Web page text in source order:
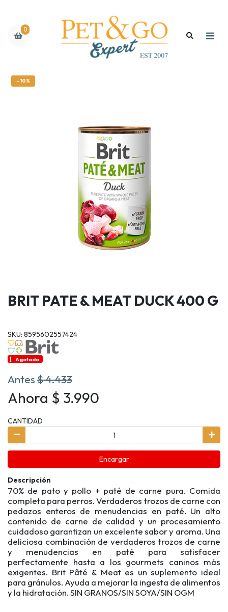
0
-10%
BRIT PATE & MEAT DUCK 400 G
SKU: 8595602557424
Agotado.
Antes$ 4.433
Ahora $ 3.990
CANTIDAD
Encargar
Descripción
70% de pato y pollo + paté de carne pura. Comida
completa para perros. Verdaderos trozos de carne con
pedazos enteros de menudencias en paté. Un alto
contenido de carne de calidad y un procesamiento
cuidadoso garantizan un excelente sabor y aroma. Una
deliciosa combinación de verdaderos trozos de carne
y menudencias en paté para satisfacer
perfectamente hasta a los gourmets caninos más
exigentes. Brit Pâté & Meat es un suplemento ideal
para gránulos. Ayuda a mejorar la ingesta de alimentos
y la hidratación. SIN GRANOS/SIN SOYA/SIN OGM